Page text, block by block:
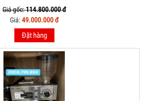
Giá gốc:114.800.000 đ
Giá:49.000.000 đ
Đặt hàng